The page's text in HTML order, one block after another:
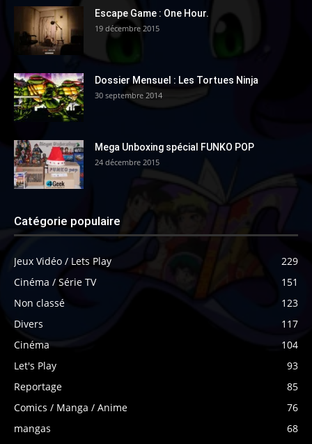
Escape Game : One Hour.
19 décembre 2015
Dossier Mensuel : Les Tortues Ninja
30 septembre 2014
Mega Unboxing spécial FUNKO POP
24 décembre 2015
Catégorie populaire
Jeux Vidéo / Lets Play
229
Cinéma / Série TV
151
Non classé
123
Divers
117
Cinéma
104
Let's Play
93
Reportage
85
Comics / Manga / Anime
76
mangas
68